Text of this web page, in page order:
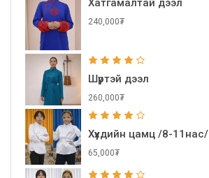
Хатгамалтай дээл
240,000₮
Шүртэй дээл
260,000₮
Хүүхдийн цамц /8-11нас/
65,000₮